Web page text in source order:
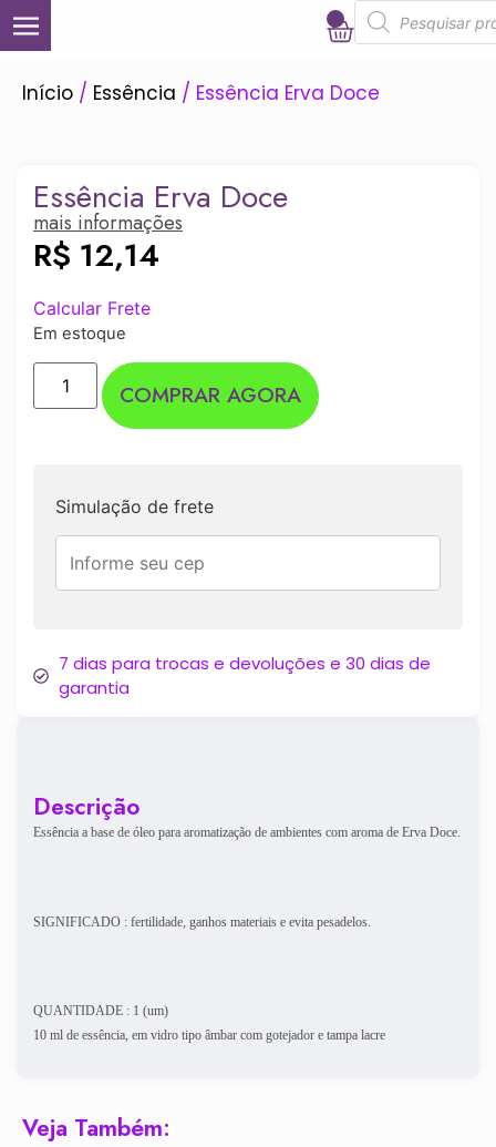
Início / Essência / Essência Erva Doce
Descrição
Essência a base de óleo para aromatização de ambientes com aroma de Erva Doce.
SIGNIFICADO : fertilidade, ganhos materiais e evita pesadelos.
QUANTIDADE : 1 (um)
10 ml de essência, em vidro tipo âmbar com gotejador e tampa lacre
Essência Erva Doce
mais informações
R$ 12,14
Calcular Frete
Em estoque
COMPRAR AGORA
Simulação de frete
7 dias para trocas e devoluções e 30 dias de
garantia
Veja Também: